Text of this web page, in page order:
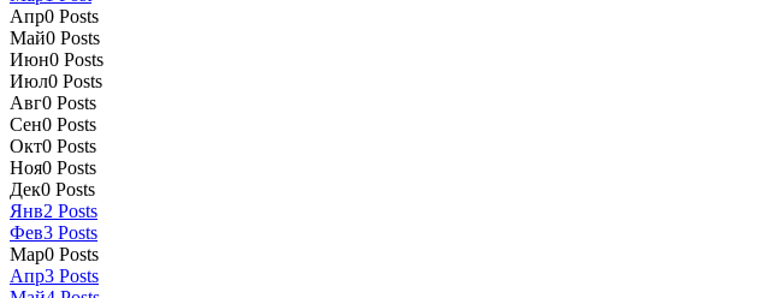
Апр0 Posts
Май0 Posts
Июн0 Posts
Июл0 Posts
Авг0 Posts
Сен0 Posts
Окт0 Posts
Ноя0 Posts
Дек0 Posts
Янв2 Posts
Фев3 Posts
Мар0 Posts
Апр3 Posts